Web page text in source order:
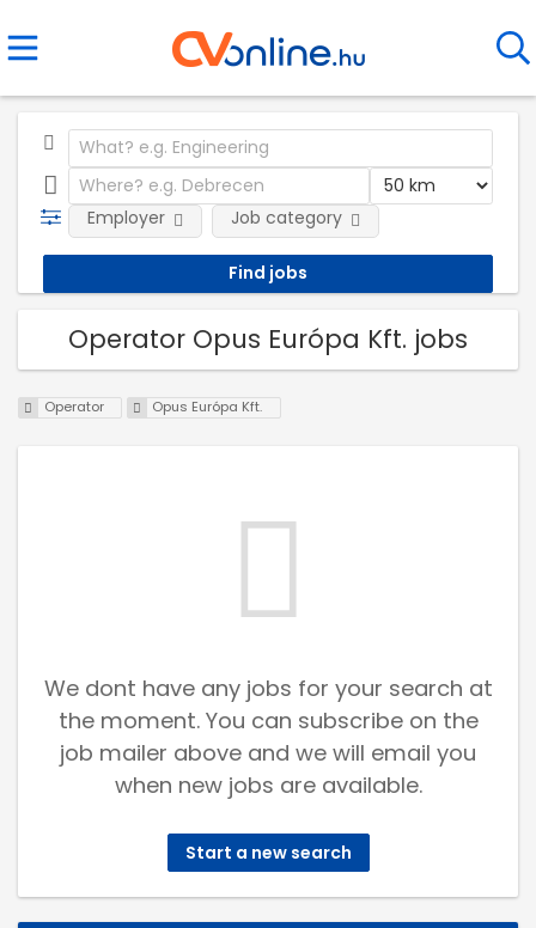
Employer Job category
Operator Opus Európa Kft. jobs
Operator Opus Európa Kft.
We dont have any jobs for your search at
the moment. You can subscribe on the
job mailer above and we will email you
when new jobs are available.
Start a new search